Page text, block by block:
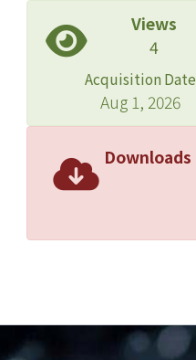
Views
4
Acquisition Date
Aug 1, 2026
Downloads